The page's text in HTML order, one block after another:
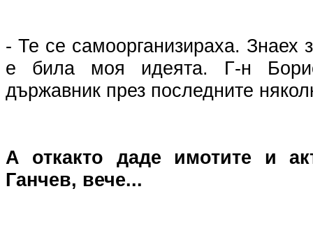
- Те се самоорганизираха. Знаех
е била моя идеята. Г-н
държавник през последните
А откакто даде имотите и
Ганчев, вече...